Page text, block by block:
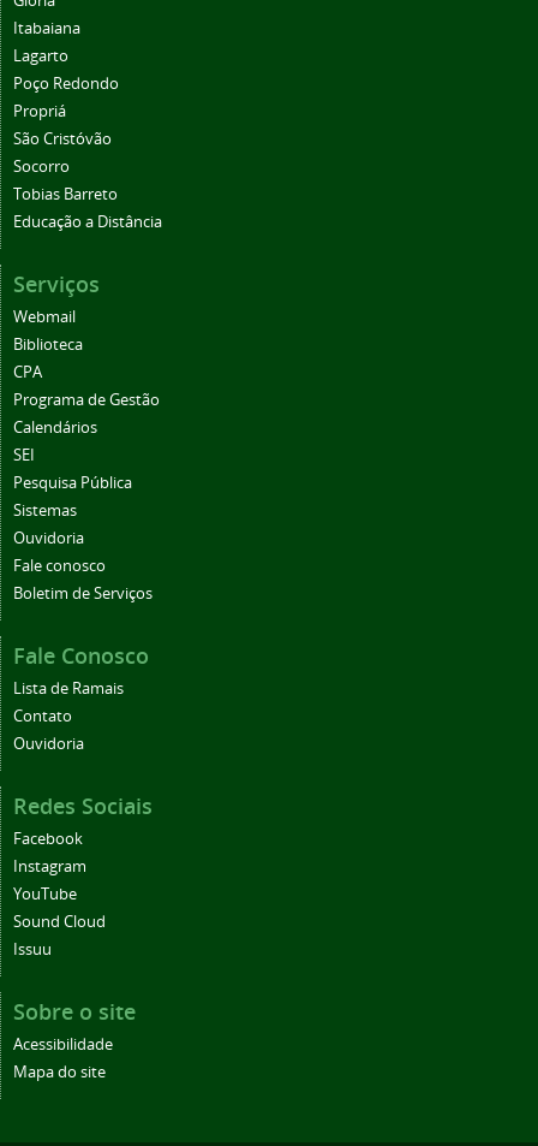
Itabaiana
Lagarto
Poço Redondo
Propriá
São Cristóvão
Socorro
Tobias Barreto
Educação a Distância
Serviços
Webmail
Biblioteca
CPA
Programa de Gestão
Calendários
SEI
Pesquisa Pública
Sistemas
Ouvidoria
Fale conosco
Boletim de Serviços
Fale Conosco
Lista de Ramais
Contato
Ouvidoria
Redes Sociais
Facebook
Instagram
YouTube
Sound Cloud
Issuu
Sobre o site
Acessibilidade
Mapa do site